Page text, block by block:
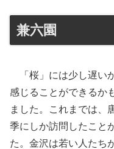
兼六園
「桜」には少し遅い
感じることができるか
ました。これまでは、
季にしか訪問したこと
た。金沢は若い人たち